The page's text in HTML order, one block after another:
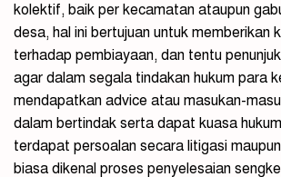
kolektif, baik per kecamatan ataupun
desa, hal ini bertujuan untuk memberikan
terhadap pembiayaan, dan tentu
agar dalam segala tindakan hukum para
mendapatkan advice atau masukan-
dalam bertindak serta dapat kuasa
terdapat persoalan secara litigasi
biasa dikenal proses penyelesaian